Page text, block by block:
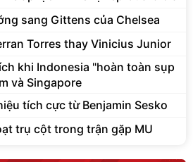
sang Gittens của Chelsea
Torres thay Vinicius Junior
khi Indonesia "hoàn toàn sụp
và Singapore
tích cực từ Benjamin Sesko
trụ cột trong trận gặp MU